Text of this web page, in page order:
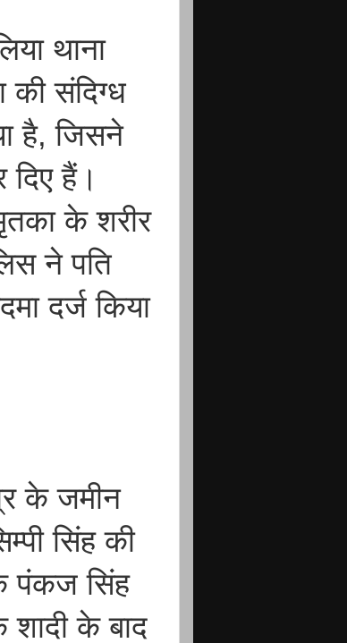
थाना
की संदिग्ध
है, जिसने
हैं।
के शरीर
ने पति
दर्ज किया
के जमीन
सिंह की
पंकज सिंह
के बाद